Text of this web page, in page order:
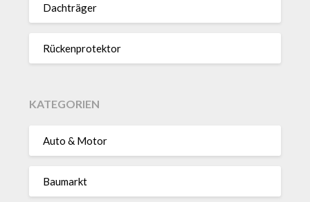
Dach­träger
Rücken­pro­tektor
KATEGORIEN
Auto & Motor
Baumarkt